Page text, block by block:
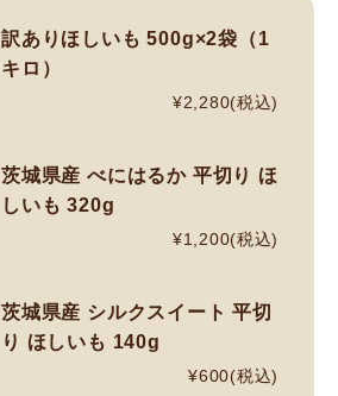
訳ありほしいも 500g×2袋（1
キロ）
¥2,280(税込)
茨城県産 べにはるか 平切り ほ
しいも 320g
¥1,200(税込)
茨城県産 シルクスイート 平切
り ほしいも 140g
¥600(税込)